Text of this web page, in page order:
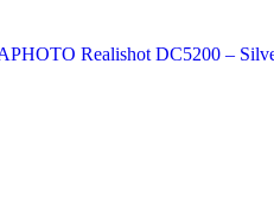
Realishot DC5200 –